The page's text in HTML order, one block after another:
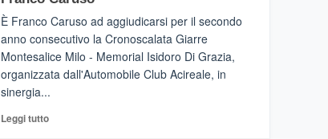
adesso
Pasta
–
La
Dente”,
È Franco Caruso ad aggiudicarsi per il secondo
anno consecutivo la Cronoscalata Giarre
Montesalice Milo - Memorial Isidoro Di Grazia,
organizzata dall'Automobile Club Acireale, in
sinergia...
Leggi tuttoLeggi